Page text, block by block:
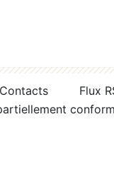
Contacts
Flux